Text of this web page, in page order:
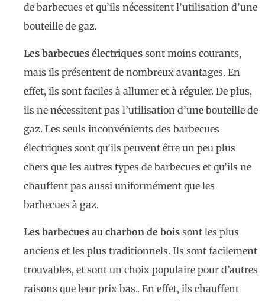
de barbecues et qu’ils nécessitent l’utilisation d’une
bouteille de gaz.
Les barbecues électriques sont moins courants,
mais ils présentent de nombreux avantages. En
effet, ils sont faciles à allumer et à réguler. De plus,
ils ne nécessitent pas l’utilisation d’une bouteille de
gaz. Les seuls inconvénients des barbecues
électriques sont qu’ils peuvent être un peu plus
chers que les autres types de barbecues et qu’ils ne
chauffent pas aussi uniformément que les
barbecues à gaz.
Les barbecues au charbon de bois sont les plus
anciens et les plus traditionnels. Ils sont facilement
trouvables, et sont un choix populaire pour d’autres
raisons que leur prix bas.. En effet, ils chauffent